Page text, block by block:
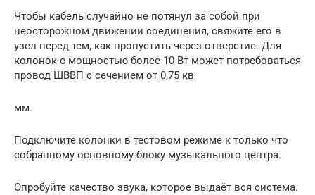
Чтобы кабель случайно не потянул за собой при
неосторожном движении соединения, свяжите его в
узел перед тем, как пропустить через отверстие. Для
колонок с мощностью более 10 Вт может потребоваться
провод ШВВП с сечением от 0,75 кв
мм.
Подключите колонки в тестовом режиме к только что
собранному основному блоку музыкального центра.
Опробуйте качество звука, которое выдаёт вся система.